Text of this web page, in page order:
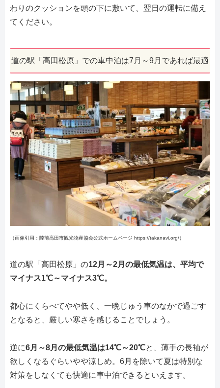
わりのクッションを頭の下に敷いて、翌日の運転に備え
てください。
道の駅「高田松原」での車中泊は7月～9月であれば最適
（画像引用：陸前高田市観光物産協会公式ホームページ https://takanavi.org/）
道の駅「高田松原」の12月～2月の最低気温は、平均で
マイナス1℃～マイナス3℃。
都心にくらべてやや低く、一晩じゅう車のなかで過ごす
となると、厳しい寒さを感じることでしょう。
逆に6月～8月の最低気温は14℃～20℃と、薄手の長袖が
欲しくなるぐらいやや涼しめ。6月を除いて夏は特別な
対策をしなくても快適に車中泊できるといえます。